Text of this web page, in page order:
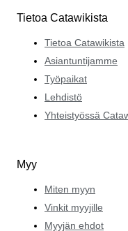
Tietoa Catawikista
Tietoa Catawikista
Asiantuntijamme
Työpaikat
Lehdistö
Yhteistyössä
Myy
Miten myyn
Vinkit myyjille
Myyjän ehdot